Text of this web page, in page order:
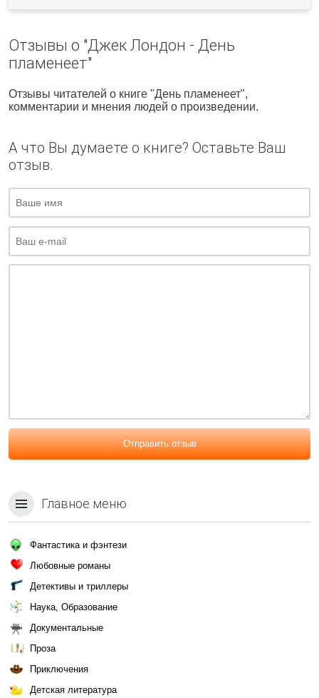
Отзывы о "Джек Лондон - День
пламенеет"
Отзывы читателей о книге "День пламенеет",
комментарии и мнения людей о произведении.
А что Вы думаете о книге? Оставьте Ваш
отзыв.
Отправить отзыв
Главное меню
Фантастика и фэнтези
Любовные романы
Детективы и триллеры
Наука, Образование
Документальные
Проза
Приключения
Детская литература